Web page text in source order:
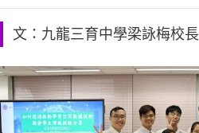
文：九龍三育中學梁詠梅校長